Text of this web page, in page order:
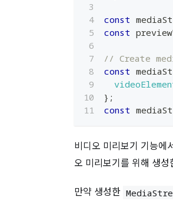
const
const
// Create
const
} ;
const
비디오 미리보기 기능에
오 미리보기를 위해 생성
만약 생성한